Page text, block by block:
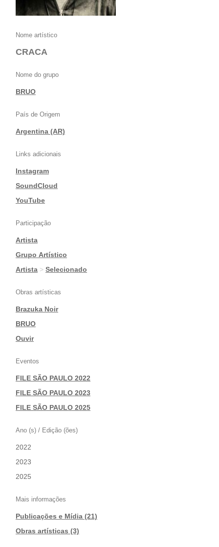
Nome artístico
CRACA
Nome do grupo
BRUO
País de Origem
Argentina (AR)
Links adicionais
Instagram
|SoundCloud
|YouTube
Participação
Artista
|Grupo Artístico
|Artista > Selecionado
Obras artísticas
Brazuka Noir
|BRUO
|Ouvir
Eventos
FILE SÃO PAULO 2022
|FILE SÃO PAULO 2023
|FILE SÃO PAULO 2025
Ano (s) / Edição (ões)
2022
|2023
|2025
Mais informações
Publicações e Mídia (21)
|Obras artísticas (3)